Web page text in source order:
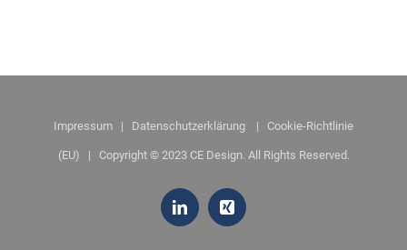
Impressum | Datenschutzerklärung | Cookie-Richtlinie
(EU) | Copyright © 2023 CE Design. All Rights Reserved.
LinkedInXing